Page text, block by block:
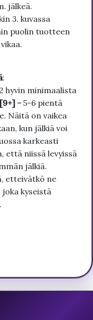
jälkeä.
3. kuvassa
puolin tuotteen
:
hyvin minimaalista
[9+] = 5-6 pientä
Näitä on vaikea
kun jälkiä voi
karkeasti
että niissä levyissä
jälkiä.
etteivätkö ne
kyseistä